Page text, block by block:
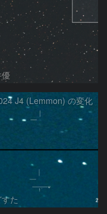
J4 (Lemmon) の変化
た